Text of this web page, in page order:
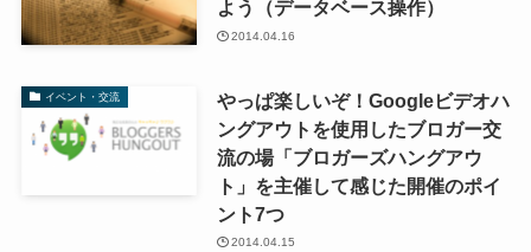
よう（データベース操作）
2014.04.16
イベント・交流
やっぱ楽しいぞ！Googleビデオハ
ングアウトを使用したブロガー交
流の場「ブロガーズハングアウ
ト」を主催して感じた開催のポイ
ント7つ
2014.04.15